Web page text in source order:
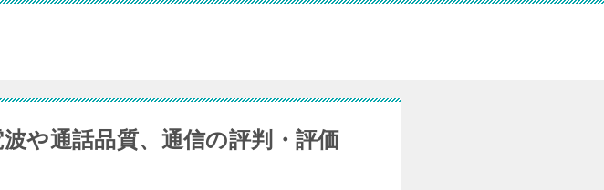
や通話品質、通信の評判・評価